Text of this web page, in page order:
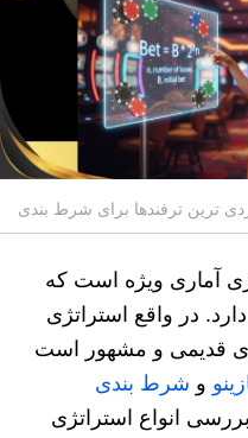
ترین ترفندها برای شرط بندی
آماری ویژه است که
در واقع استراتژی
قدیمی و مشهور است
و شرط بندی
انواع استراتژی